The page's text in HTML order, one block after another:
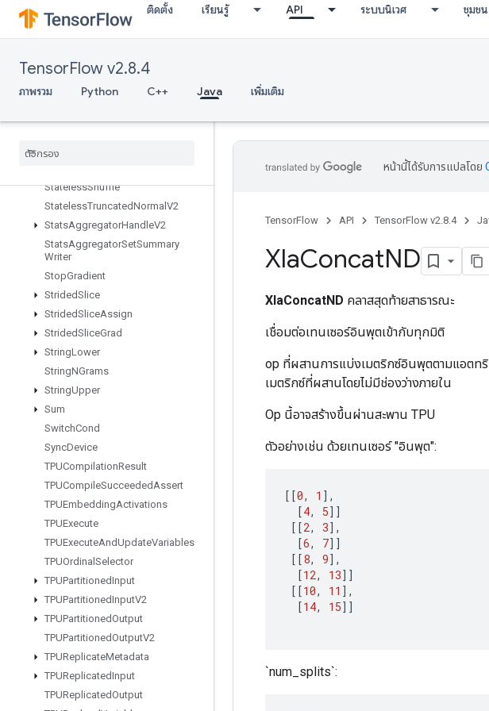
ติดตั้ง เรียนรู้ API ระบบนิเวศ ชุมชน
TensorFlow v2.8.4
ภาพรวม Python C++ Java เพิ่มเติม
StatelessRandomNormalV2
StatelessRandomUniformFullInt
StatelessRandomUniformFullIntV
2
Stateless
StatelessShuffle
StatelessTruncatedNormal V2
StatsAggregatorHandleV2
StatsAggregatorSetSummary
Writer
StopGradient
StridedSlice
StridedSliceAssign
StridedSliceGrad
StringLower
StringNGrams
StringUpper
Sum
SwitchCond
SyncDevice
TPUCompilationResult
TPUCompileSucceededAssert
TPUEmbeddingActivations
TPUExecute
TPUExecuteAndUpdateVariables
TPUOrdinal Selector
TPUPartitionedInput
TPUPartitionedInputV2
TPUPartitionedOutput
TPUPartitionedOutputV2
TPUReplicateMetadata
TPUReplicatedInput
TPUReplicatedOutput
หน้านี้ได้รับการแปลโดย
TensorFlow API TensorFlow v2.8.4
XlaConcatND
XlaConcatND คลาสสุดท้ายสาธารณะ
เชื่อมต่อเทนเซอร์อินพุตเข้ากับทุกมิติ
op ที่ผสานการแบ่งเมตริกซ์อินพุตตามแอตท
เมตริกซ์ที่ผสานโดยไม่มีช่องว่างภายใน
Op นี้อาจสร้างขึ้นผ่านสะพาน TPU
ตัวอย่างเช่น ด้วยเทนเซอร์ "อินพุต":
[[0, 1 ] ,
[4, 5]]
[[2, 3] ,
[6, 7]]
[[8, 9] ,
[12, 13]]
[[10, 11 ] ,
[14, 15]]
`num_splits`: